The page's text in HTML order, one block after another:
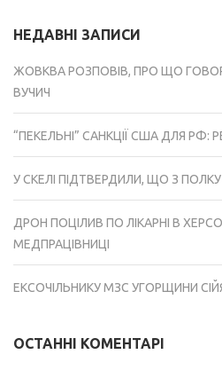
НЕДАВНІ ЗАПИСИ
ЖОВКВА РОЗПОВІВ, ПРО ЩО
ВУЧИЧ
“ПЕКЕЛЬНІ” САНКЦІЇ США ДЛЯ РФ:
У СКЕЛІ ПІДТВЕРДИЛИ, ЩО З
ДРОН ПОЦІЛИВ ПО ЛІКАРНІ В
МЕДПРАЦІВНИЦІ
ЕКСОЧІЛЬНИКУ МЗС УГОРЩИНИ
ОСТАННІ КОМЕНТАРІ